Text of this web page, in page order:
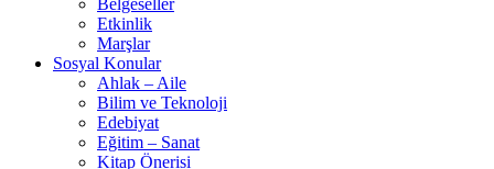
Belgeseller
Etkinlik
Marşlar
Sosyal Konular
Ahlak – Aile
Bilim ve Teknoloji
Edebiyat
Eğitim – Sanat
Kitap Önerisi